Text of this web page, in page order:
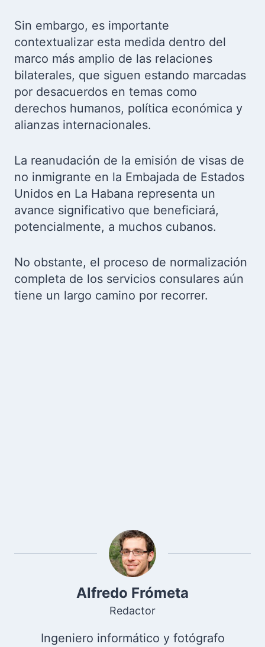
Sin embargo, es importante
contextualizar esta medida dentro del
marco más amplio de las relaciones
bilaterales, que siguen estando marcadas
por desacuerdos en temas como
derechos humanos, política económica y
alianzas internacionales.
La reanudación de la emisión de visas de
no inmigrante en la Embajada de Estados
Unidos en La Habana representa un
avance significativo que beneficiará,
potencialmente, a muchos cubanos.
No obstante, el proceso de normalización
completa de los servicios consulares aún
tiene un largo camino por recorrer.
Alfredo Frómeta
Redactor
Ingeniero informático y fotógrafo